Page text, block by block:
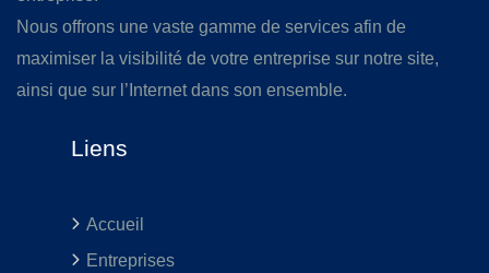
Nous offrons une vaste gamme de services afin de
maximiser la visibilité de votre entreprise sur notre site,
ainsi que sur l’Internet dans son ensemble.
Liens
Accueil
Entreprises